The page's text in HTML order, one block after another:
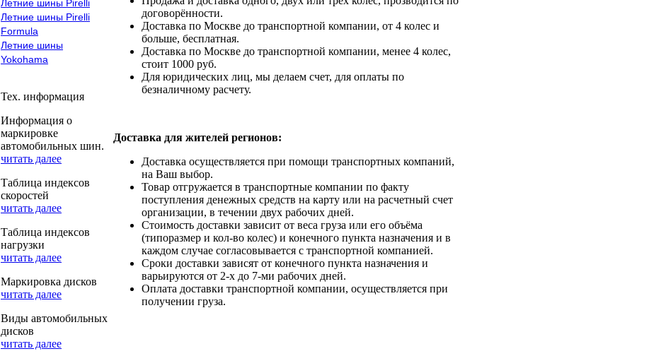
Летние шины Pirelli
Летние шины Pirelli
Formula
Летние шины
Yokohama
Тех. информация
Информация о
маркировке
автомобильных шин.
читать далее
Таблица индексов
скоростей
читать далее
Таблица индексов
нагрузки
читать далее
Маркировка дисков
читать далее
Виды автомобильных
дисков
читать далее
договорённости.
Доставка по Москве до транспортной компании, от 4 колес и
больше, бесплатная.
Доставка по Москве до транспортной компании, менее 4 колес,
стоит 1000 руб.
Для юридических лиц, мы делаем счет, для оплаты по
безналичному расчету.
Доставка для жителей регионов:
Доставка осуществляется при помощи транспортных компаний,
на Ваш выбор.
Товар отгружается в транспортные компании по факту
поступления денежных средств на карту или на расчетный счет
организации, в течении двух рабочих дней.
Стоимость доставки зависит от веса груза или его объёма
(типоразмер и кол-во колес) и конечного пункта назначения и в
каждом случае согласовывается с транспортной компанией.
Сроки доставки зависят от конечного пункта назначения и
варьируются от 2-х до 7-ми рабочих дней.
Оплата доставки транспортной компании, осуществляется при
получении груза.